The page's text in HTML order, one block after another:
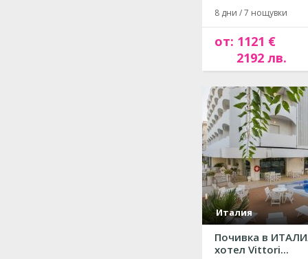
8 дни / 7 нощувки
от: 1121 €
2192 лв.
Италия
Почивка в
хотел Vittori...